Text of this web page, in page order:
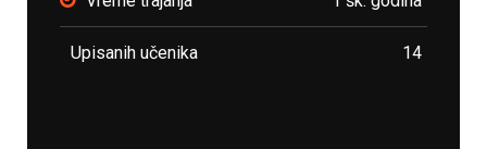
Upisanih učenika 14